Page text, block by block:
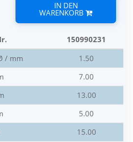
IN DEN
WARENKORB
150990231
/ mm
1.50
7.00
13.00
5.00
15.00